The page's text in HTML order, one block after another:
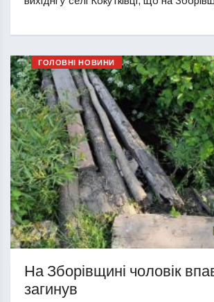
ГОЛОВНІ НОВИНИ
На Зборівщині чоловік
загинув